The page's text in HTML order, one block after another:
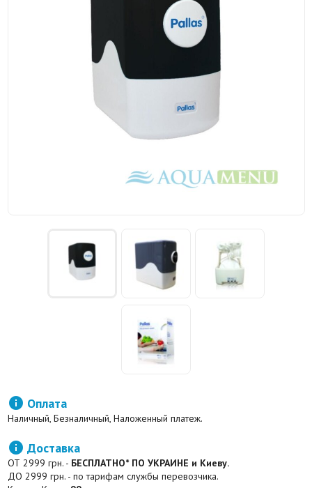
 Оплата
Наличный, Безналичный, Наложенный платеж.
 Доставка
ОТ 2999 грн. - БЕСПЛАТНО* ПО УКРАИНЕ и Киеву.
ДО 2999 грн. - по тарифам службы перевозчика.